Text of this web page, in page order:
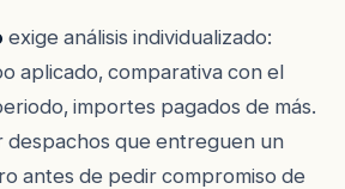
exige análisis individualizado:
aplicado, comparativa con el
importes pagados de más.
que entreguen un
antes de pedir compromiso de